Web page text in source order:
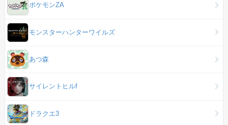
ポケモンZA
モンスターハンターワイルズ
あつ森
サイレントヒルf
ドラクエ3